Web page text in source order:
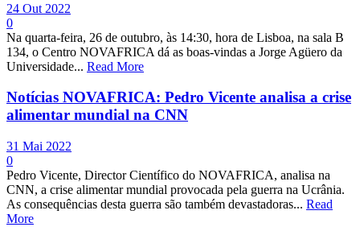
24 Out 2022
0
Na quarta-feira, 26 de outubro, às 14:30, hora de Lisboa, na sala B
134, o Centro NOVAFRICA dá as boas-vindas a Jorge Agüero da
Universidade... Read More
Notícias NOVAFRICA: Pedro Vicente analisa a crise
alimentar mundial na CNN
31 Mai 2022
0
Pedro Vicente, Director Científico do NOVAFRICA, analisa na
CNN, a crise alimentar mundial provocada pela guerra na Ucrânia.
As consequências desta guerra são também devastadoras... Read
More